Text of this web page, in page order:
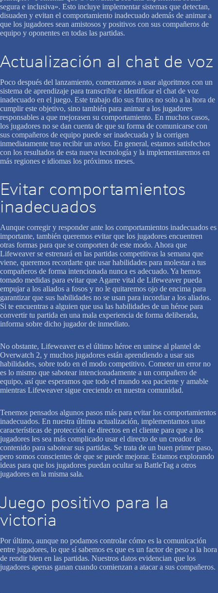
segura e inclusiva». Esto incluye implementar sistemas que detectan,
disuaden y evitan el comportamiento inadecuado además de animar a
que los jugadores sean amistosos y positivos con sus compañeros de
equipo y oponentes en todas las partidas.
Actualización al chat de voz
Poco después del lanzamiento, comenzamos a usar algoritmos con un
sistema de aprendizaje para transcribir e identificar el chat de voz
inadecuado en el juego. Este trabajo dio sus frutos no solo a la hora de
cumplir este objetivo, sino también para animar a los jugadores
responsables a que mejorasen su comportamiento. En muchos casos,
los jugadores no se dan cuenta de que su forma de comunicarse con
sus compañeros de equipo puede ser inadecuada y la corrigen
inmediatamente tras recibir un aviso. En general, estamos satisfechos
con los resultados de esta nueva tecnología y la implementaremos en
más regiones e idiomas los próximos meses.
Evitar comportamientos
inadecuados
Aunque corregir y responder ante los comportamientos inadecuados es
importante, también queremos evitar que los jugadores encuentren
otras formas para que se comporten de este modo. Ahora que
Lifeweaver se estrenará en las partidas competitivas la semana que
viene, queremos recordarte que usar habilidades para molestar a tus
compañeros de forma intencionada nunca es adecuado. Ya hemos
tomado medidas para evitar que Agarre vital de Lifeweaver pueda
empujar a los aliados a fosos y no le quitaremos ojo de encima para
garantizar que sus habilidades no se usan para incordiar a los aliados.
Si te encuentras a alguien que usa las habilidades de un héroe para
convertir tu partida en una mala experiencia de forma deliberada,
informa sobre dicho jugador de inmediato.
No obstante, Lifeweaver es el último héroe en unirse al plantel de
Overwatch 2, y muchos jugadores están aprendiendo a usar sus
habilidades, sobre todo en el modo competitivo. Cometer un error no
es lo mismo que sabotear intencionadamente a un compañero de
equipo, así que esperamos que todo el mundo sea paciente y amable
mientras Lifeweaver sigue creciendo en nuestra comunidad.
Tenemos pensados algunos pasos más para evitar los comportamientos
inadecuados. En nuestra última actualización, implementamos unas
características de protección de directos en el cliente para que a los
jugadores les sea más complicado usar el directo de un creador de
contenido para sabotear sus partidas. Se trata de un buen primer paso,
pero somos conscientes de que se puede mejorar. Estamos explorando
ideas para que los jugadores puedan ocultar su BattleTag a otros
jugadores en la misma sala.
Juego positivo para la
victoria
Por último, aunque no podamos controlar cómo es la comunicación
entre jugadores, lo que sí sabemos es que es un factor de peso a la hora
de rendir bien en las partidas. Nuestros datos evidencian que los
jugadores apenas ganan cuando comienzan a atacar a sus compañeros.